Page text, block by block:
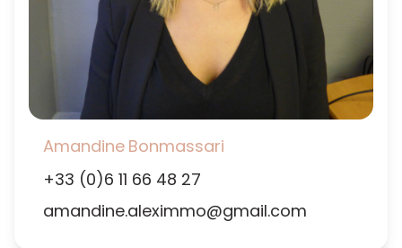
Amandine Bonmassari
+33 (0)6 11 66 48 27
amandine.aleximmo@gmail.com